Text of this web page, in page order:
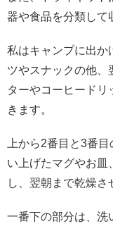
器や食品を分類して
私はキャンプに出か
ツやスナックの他、
ターやコーヒードリ
きます。
上から2番目と3番
い上げたマグやお皿
し、翌朝まで乾燥さ
一番下の部分は、洗